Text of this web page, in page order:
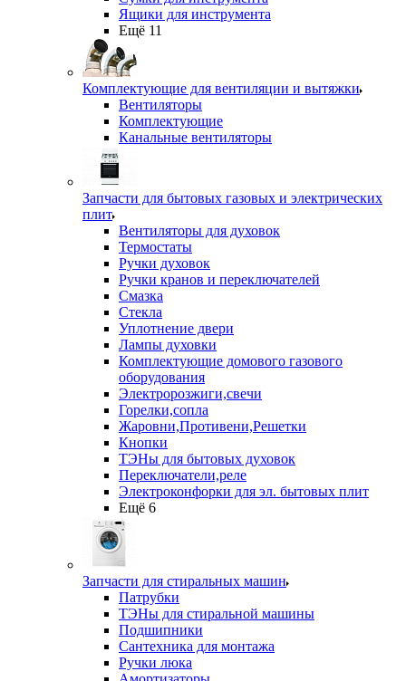
Ящики для инструмента
Ещё 11
Комплектующие для вентиляции и вытяжки
Вентиляторы
Комплектующие
Канальные вентиляторы
Запчасти для бытовых газовых и электрических
плит
Вентиляторы для духовок
Термостаты
Ручки духовок
Ручки кранов и переключателей
Смазка
Стекла
Уплотнение двери
Лампы духовки
Комплектующие домового газового
оборудования
Электророзжиги,свечи
Горелки,сопла
Жаровни,Противени,Решетки
Кнопки
ТЭНы для бытовых духовок
Переключатели,реле
Электроконфорки для эл. бытовых плит
Ещё 6
Запчасти для стиральных машин
Патрубки
ТЭНы для стиральной машины
Подшипники
Сантехника для монтажа
Ручки люка